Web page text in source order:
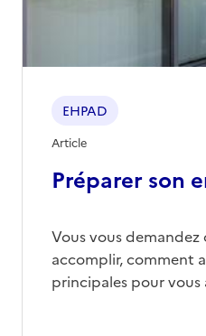
Préparer son
EHPAD
Article
Vous vous demandez
accomplir, comment
principales pour vous